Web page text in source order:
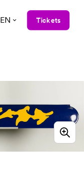
EN Tickets